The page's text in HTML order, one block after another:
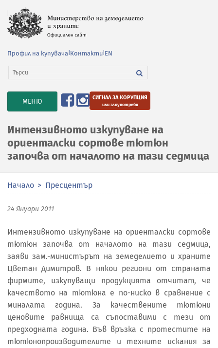
Профил на купувача Контакти EN
TOGGLE
NAVIGATION
МЕНЮ СИГНАЛ ЗА КОРУПЦИЯ
или злоупотреби
Интензивното изкупуване на
ориенталски сортове тютюн
започва от началото на тази седмица
Начало Пресцентър
24 Януари 2011
Интензивното изкупуване на ориенталски сортове
тютюн започва от началото на тази седмица,
заяви зам.-министърът на земеделието и храните
Цветан Димитров. В някои региони от страната
фирмите, изкупуващи продукцията отчитат, че
качеството на тютюна е по-ниско в сравнение с
миналата година. За качествените тютюни
ценовите равнища са съпоставими с тези от
предходната година. Във връзка с протестите на
тютюнопроизводителите и техните искания за